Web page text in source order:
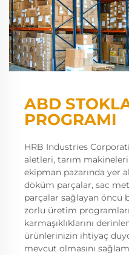
ABD
PROGRAMI
HRB Industries
aletleri, tarım
ekipman pazarında yer
döküm parçalar, sac
parçalar sağlayan öncü
zorlu üretim
karmaşıklıklarını
ürünlerinizin ihtiyaç
mevcut olmasını